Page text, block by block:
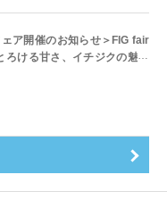
ェア開催のお知らせ＞FIG fair
ろける甘さ、イチジクの魅力
、イチジク尽くしの全4種が
ト